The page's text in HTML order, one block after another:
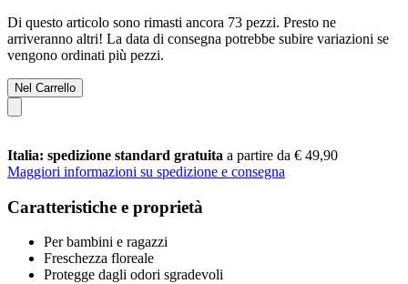
Di questo articolo sono rimasti ancora 73 pezzi. Presto ne
arriveranno altri! La data di consegna potrebbe subire variazioni se
vengono ordinati più pezzi.
Nel Carrello
Italia: spedizione standard gratuita a partire da € 49,90
Maggiori informazioni su spedizione e consegna
Caratteristiche e proprietà
Per bambini e ragazzi
Freschezza floreale
Protegge dagli odori sgradevoli